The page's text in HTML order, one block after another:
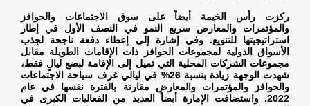
ركزت رأس الخيمة أيضاً على سوق الاجتماعات والحوافز
والمؤتمرات والمعارض سريع النمو في النصف الأول في إطار
استراتيجيتها للتنويع. وفي إشارة إلى إعطاء دفعة ناجحة لجذب
الأسواق الدولية لمجموعات الحوافز ذات الإقامات الطويلة مقابل
مجموعات الشركات المحلية التي تميل إلى الإقامة لبضع ليالٍ فقط،
شهدت الوجهة زيادة بنسبة 26% في ليالي غرف سياحة الاجتماعات
والحوافز والمؤتمرات والمعارض مقارنة بالفترة نفسها في عام
2022. واستضافت الإمارة أيضاً العديد من الفعاليات الكبرى في